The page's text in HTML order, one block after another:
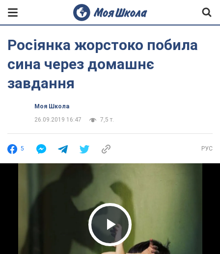
Росіянка жорстоко побила
сина через домашнє
завдання
Моя Школа
26.09.2019 16:47
7,5 т.
5 РУС
Play Video